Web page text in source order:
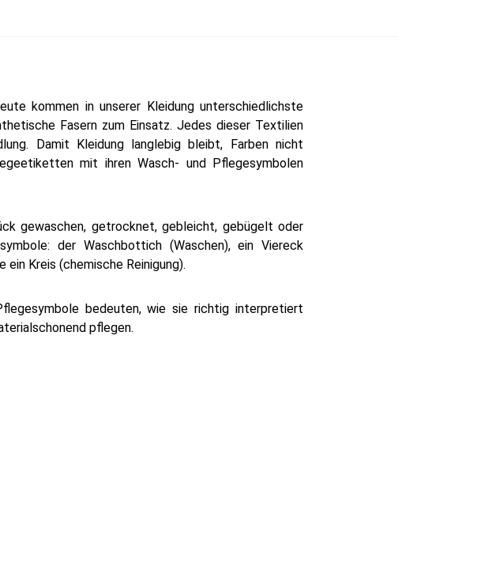
kommen in unserer Kleidung unterschiedlichste
Fasern zum Einsatz. Jedes dieser Textilien
Damit Kleidung langlebig bleibt, Farben nicht
mit ihren Wasch- und Pflegesymbolen
gewaschen, getrocknet, gebleicht, gebügelt oder
der Waschbottich (Waschen), ein Viereck
Kreis (chemische Reinigung).
bedeuten, wie sie richtig interpretiert
pflegen.